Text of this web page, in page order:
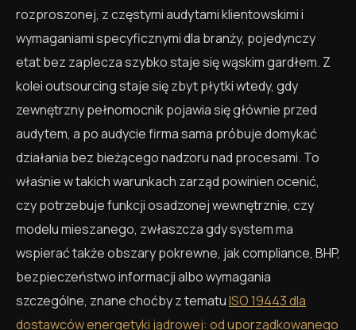
rozproszonej, z częstymi audytami klientowskimi i
wymaganiami specyficznymi dla branży, pojedynczy
etat bez zaplecza szybko staje się wąskim gardłem. Z
kolei outsourcing staje się zbyt płytki wtedy, gdy
zewnętrzny pełnomocnik pojawia się głównie przed
audytem, a po audycie firma sama próbuje domykać
działania bez bieżącego nadzoru nad procesami. To
właśnie w takich warunkach zarząd powinien ocenić,
czy potrzebuje funkcji osadzonej wewnętrznie, czy
modelu mieszanego, zwłaszcza gdy system ma
wspierać także obszary pokrewne, jak compliance, BHP,
bezpieczeństwo informacji albo wymagania
szczególne, znane choćby z tematuISO 19443 dla
dostawców energetyki jądrowej: od uporządkowanego